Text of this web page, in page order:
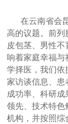
在云南省会
高的议题。前
皮包茎、男性
响着家庭幸福与
学择医，我们依
家访谈信息、
成功率、科研成
领先、技术特色
机构，并按照综